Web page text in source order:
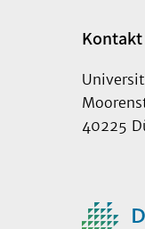
Kontakt
40225